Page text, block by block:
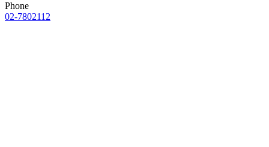
Phone
02-7802112